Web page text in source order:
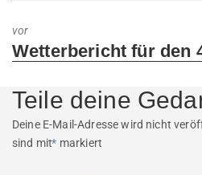
vor
Next
Wetterbericht für den
Teile deine
Deine E-Mail-Adresse wird nicht
sind mit* markiert